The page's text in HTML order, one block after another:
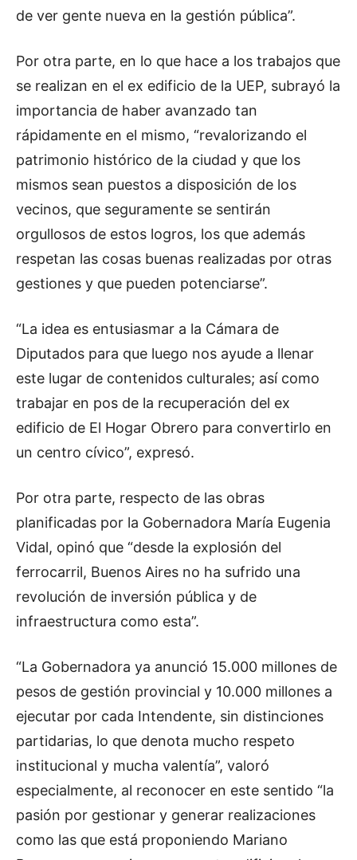
de ver gente nueva en la gestión pública”.
Por otra parte, en lo que hace a los trabajos que
se realizan en el ex edificio de la UEP, subrayó la
importancia de haber avanzado tan
rápidamente en el mismo, “revalorizando el
patrimonio histórico de la ciudad y que los
mismos sean puestos a disposición de los
vecinos, que seguramente se sentirán
orgullosos de estos logros, los que además
respetan las cosas buenas realizadas por otras
gestiones y que pueden potenciarse”.
“La idea es entusiasmar a la Cámara de
Diputados para que luego nos ayude a llenar
este lugar de contenidos culturales; así como
trabajar en pos de la recuperación del ex
edificio de El Hogar Obrero para convertirlo en
un centro cívico”, expresó.
Por otra parte, respecto de las obras
planificadas por la Gobernadora María Eugenia
Vidal, opinó que “desde la explosión del
ferrocarril, Buenos Aires no ha sufrido una
revolución de inversión pública y de
infraestructura como esta”.
“La Gobernadora ya anunció 15.000 millones de
pesos de gestión provincial y 10.000 millones a
ejecutar por cada Intendente, sin distinciones
partidarias, lo que denota mucho respeto
institucional y mucha valentía”, valoró
especialmente, al reconocer en este sentido “la
pasión por gestionar y generar realizaciones
como las que está proponiendo Mariano